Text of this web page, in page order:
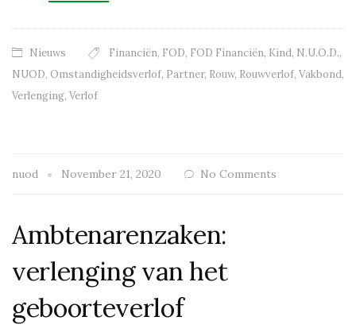
Nieuws Financiën, FOD, FOD Financiën, Kind, N.U.O.D.,
NUOD, Omstandigheidsverlof, Partner, Rouw, Rouwverlof, Vakbond,
Verlenging, Verlof
nuod November 21, 2020 No Comments
Ambtenarenzaken:
verlenging van het
geboorteverlof